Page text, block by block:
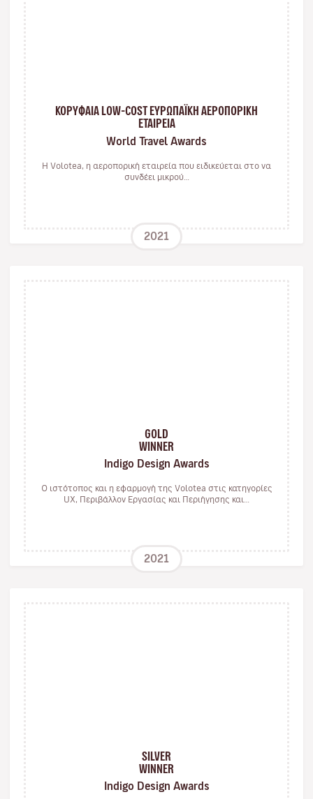
ΚΟΡΥΦΑΙΑ LOW-COST ΕΥΡΩΠΑΪΚΗ ΑΕΡΟΠΟΡΙΚΗ
ΕΤΑΙΡΕΙΑ
World Travel Awards
Η Volotea, η αεροπορική εταιρεία που ειδικεύεται στο να
συνδέει μικρού…
2021
GOLD
WINNER
Indigo Design Awards
Ο ιστότοπος και η εφαρμογή της Volotea στις κατηγορίες
UX, Περιβάλλον Εργασίας και Περιήγησης και…
2021
SILVER
WINNER
Indigo Design Awards